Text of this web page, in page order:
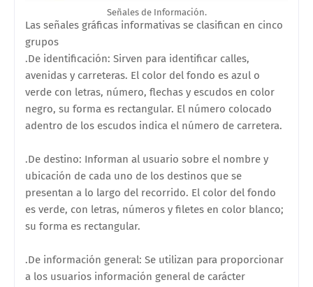
Señales de Información.
Las señales gráficas informativas se clasifican en cinco
grupos
.De identificación: Sirven para identificar calles,
avenidas y carreteras. El color del fondo es azul o
verde con letras, número, flechas y escudos en color
negro, su forma es rectangular. El número colocado
adentro de los escudos indica el número de carretera.
.De destino: Informan al usuario sobre el nombre y
ubicación de cada uno de los destinos que se
presentan a lo largo del recorrido. El color del fondo
es verde, con letras, números y filetes en color blanco;
su forma es rectangular.
.De información general: Se utilizan para proporcionar
a los usuarios información general de carácter